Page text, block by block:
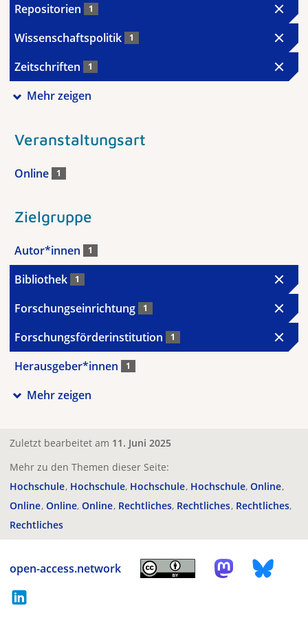
Repositorien 1
Wissenschaftspolitik 1
Zeitschriften 1
Mehr zeigen
Veranstaltungsart
Online 1
Zielgruppe
Autor*innen 1
Bibliothek 1
Forschungseinrichtung 1
Forschungsförderinstitution 1
Herausgeber*innen 1
Mehr zeigen
Zuletzt bearbeitet am 11. Juni 2025
Mehr zu den Themen dieser Seite:
Hochschule Hochschule Hochschule Hochschule Online
Online Online Online Rechtliches Rechtliches Rechtliches
Rechtliches
open-access.network